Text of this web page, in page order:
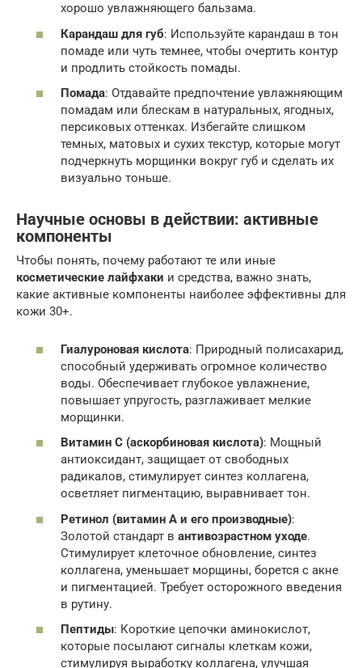
хорошо увлажняющего бальзама.
Карандаш для губ: Используйте карандаш в тон
помаде или чуть темнее, чтобы очертить контур
и продлить стойкость помады.
Помада: Отдавайте предпочтение увлажняющим
помадам или блескам в натуральных, ягодных,
персиковых оттенках. Избегайте слишком
темных, матовых и сухих текстур, которые могут
подчеркнуть морщинки вокруг губ и сделать их
визуально тоньше.
Научные основы в действии: активные
компоненты
Чтобы понять, почему работают те или иные
косметические лайфхаки и средства, важно знать,
какие активные компоненты наиболее эффективны для
кожи 30+.
Гиалуроновая кислота: Природный полисахарид,
способный удерживать огромное количество
воды. Обеспечивает глубокое увлажнение,
повышает упругость, разглаживает мелкие
морщинки.
Витамин С (аскорбиновая кислота): Мощный
антиоксидант, защищает от свободных
радикалов, стимулирует синтез коллагена,
осветляет пигментацию, выравнивает тон.
Ретинол (витамин А и его производные):
Золотой стандарт в антивозрастном уходе.
Стимулирует клеточное обновление, синтез
коллагена, уменьшает морщины, борется с акне
и пигментацией. Требует осторожного введения
в рутину.
Пептиды: Короткие цепочки аминокислот,
которые посылают сигналы клеткам кожи,
стимулируя выработку коллагена, улучшая